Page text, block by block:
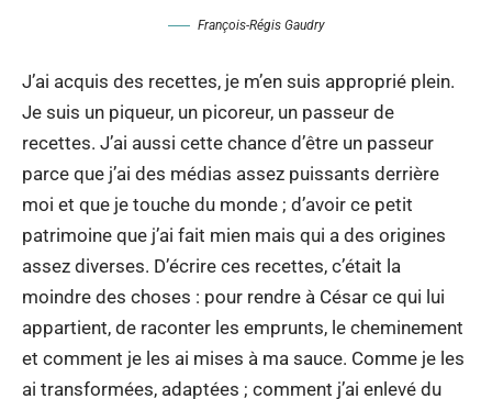
François-Régis Gaudry
J’ai acquis des recettes, je m’en suis approprié plein.
Je suis un piqueur, un picoreur, un passeur de
recettes. J’ai aussi cette chance d’être un passeur
parce que j’ai des médias assez puissants derrière
moi et que je touche du monde ; d’avoir ce petit
patrimoine que j’ai fait mien mais qui a des origines
assez diverses. D’écrire ces recettes, c’était la
moindre des choses : pour rendre à César ce qui lui
appartient, de raconter les emprunts, le cheminement
et comment je les ai mises à ma sauce. Comme je les
ai transformées, adaptées ; comment j’ai enlevé du